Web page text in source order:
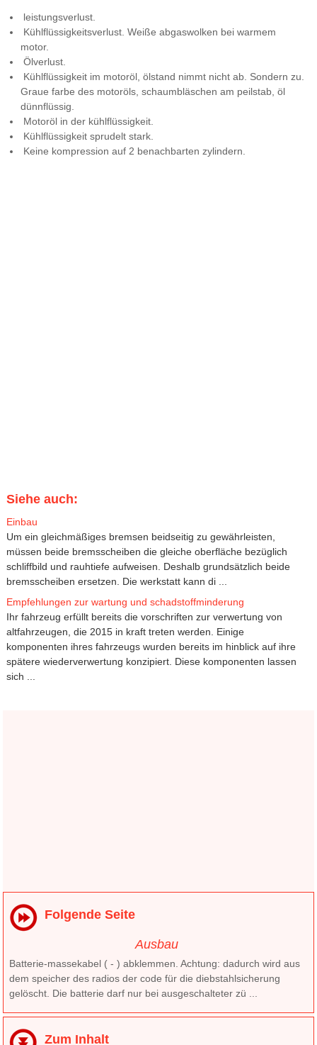
leistungsverlust.
Kühlflüssigkeitsverlust. Weiße abgaswolken bei warmem
motor.
Ölverlust.
Kühlflüssigkeit im motoröl, ölstand nimmt nicht ab. Sondern zu.
Graue farbe des motoröls, schaumbläschen am peilstab, öl
dünnflüssig.
Motoröl in der kühlflüssigkeit.
Kühlflüssigkeit sprudelt stark.
Keine kompression auf 2 benachbarten zylindern.
Siehe auch:
Einbau
Um ein gleichmäßiges bremsen beidseitig zu gewährleisten,
müssen beide bremsscheiben die gleiche oberfläche bezüglich
schliffbild und rauhtiefe aufweisen. Deshalb grundsätzlich beide
bremsscheiben ersetzen. Die werkstatt kann di ...
Empfehlungen zur wartung und schadstoffminderung
Ihr fahrzeug erfüllt bereits die vorschriften zur verwertung von
altfahrzeugen, die 2015 in kraft treten werden. Einige
komponenten ihres fahrzeugs wurden bereits im hinblick auf ihre
spätere wiederverwertung konzipiert. Diese komponenten lassen
sich ...
Folgende Seite
Ausbau
Batterie-massekabel ( - ) abklemmen. Achtung: dadurch wird aus
dem speicher des radios der code für die diebstahlsicherung
gelöscht. Die batterie darf nur bei ausgeschalteter zü ...
Zum Inhalt